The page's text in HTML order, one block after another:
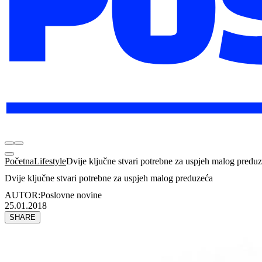
PočetnaLifestyleDvije ključne stvari potrebne za uspjeh malog
Dvije ključne stvari potrebne za uspjeh malog preduzeća
AUTOR:Poslovne novine
25.01.2018
SHARE